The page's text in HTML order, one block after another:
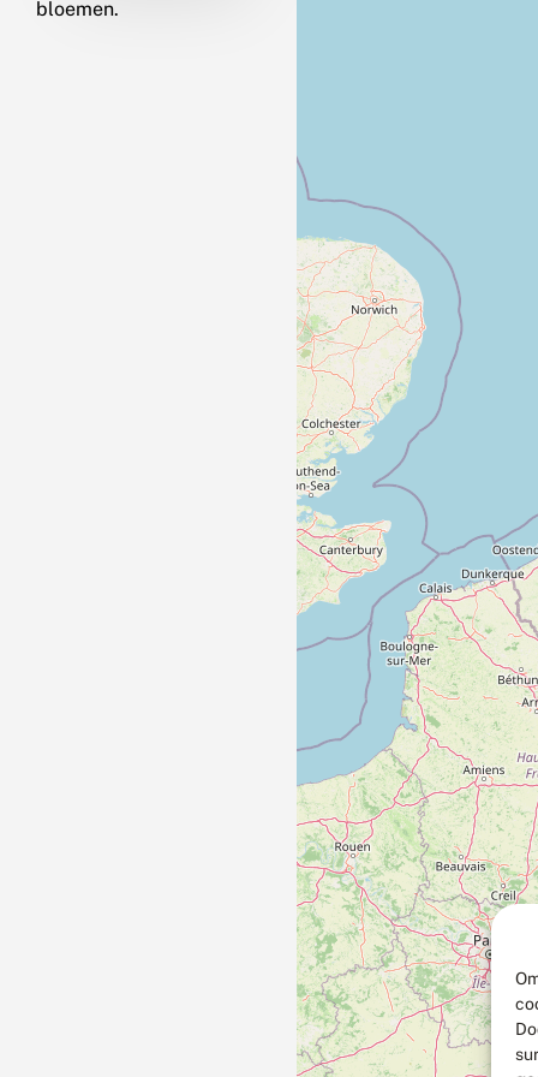
bloemen.